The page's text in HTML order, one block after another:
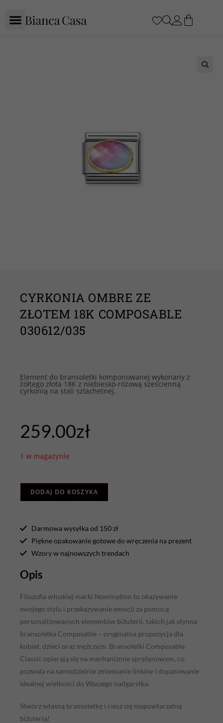
CYRKONIA OMBRE ZE
ZŁOTEM 18K COMPOSABLE
030612/035
Element do bransoletki komponowanej wykonany z
żółtego złota 18K z niebiesko-różową sześcienną
cyrkonią na stali szlachetnej.
259.00zł
1 w magazynie
DODAJ DO KOSZYKA
Darmowa wysyłka od 150 zł
Piękne opakowanie gotowe do wręczenia na prezent
Wzory w najnowszych trendach
Opis
Filozofia włoskiej marki Nomination to okazywanie
swojego stylu i przekazywanie emocji za pomocą
personalizowanych elementów biżuterii, takich jak słynna
bransoletka Composable – oryginalna propozycja dla
kobiet, dzieci oraz mężczyzn. Bransoletki Composable
Classic opierają się na mechanizmie sprężynowym, co
pozwala na samodzielnie zmienianie linków i dopasowanie
idealnej wielkości do Waszego nadgarstka.
Stwórz własną bransoletkę i ciesz się niepowtarzalną
biżuterią!